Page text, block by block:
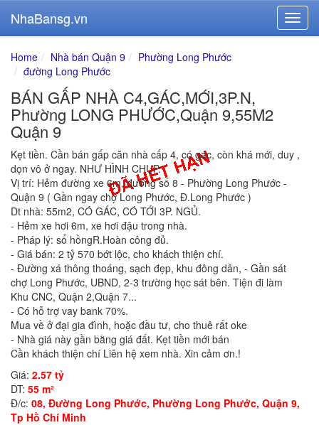
NhaBansg.vn
Home Nhà bán Quận 9
Phường Long Phước
đường Long Phước
BÁN GẤP NHÀ C4,GÁC,MỚI,3P.N,
Phường LONG PHƯỚC,Quận 9,55M2
Quận 9
Kẹt tiền. Cần bán gấp căn nhà cấp 4, có gác, còn khá mới, duy ,
dọn vô ở ngay. NHƯ HÌNH CHỤP.
Vị trí: Hẻm đường xe 6m, đường số 8 - Phường Long Phước -
Quận 9 ( Gần ngay chợ Long Phước, Đ.Long Phước )
Dt nhà: 55m2, CÓ GÁC, CÓ TỚI 3P. NGỦ.
- Hẻm xe hơi 6m, xe hơi đậu trong nhà.
- Pháp lý: sổ hồngR.Hoàn công đủ.
- Giá bán: 2 tỷ 570 bớt lộc, cho khách thiện chí.
- Đường xá thông thoáng, sạch đẹp, khu đông dân, - Gần sát
chợ Long Phước, UBND, 2-3 trường học sát bên. Tiện đi làm
Khu CNC, Quận 2,Quận 7...
- Có hỗ trợ vay bank 70%.
Mua về ở đại gia đình, hoặc đầu tư, cho thuê rất oke
- Nhà giá này gần bằng giá đất. Kẹt tiền mới bán
Cần khách thiện chí Liên hệ xem nhà. Xin cảm ơn.!
Giá: 2.57 tỷ
DT: 55 m²
Đ/c: 08, Đường Long Phước, Phường Long Phước, Quận 9,
Tp Hồ Chí Minh